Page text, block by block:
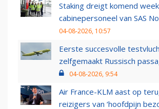
Staking dreigt komend
cabinepersoneel van SAS
04-08-2026, 10:57
Eerste succesvolle
zelfgemaakt Russisch
04-08-2026, 9:54
Air France-KLM aast op
reizigers van ‘hoofdpijn